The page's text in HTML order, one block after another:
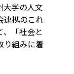
大学の人文
連携のこれ
「社会と
り組みに着